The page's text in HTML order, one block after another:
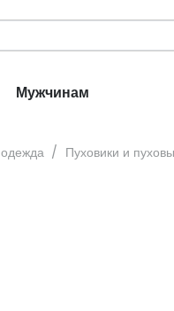
Мужчинам
/ Пуховики и